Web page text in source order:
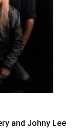
and Johny Lee